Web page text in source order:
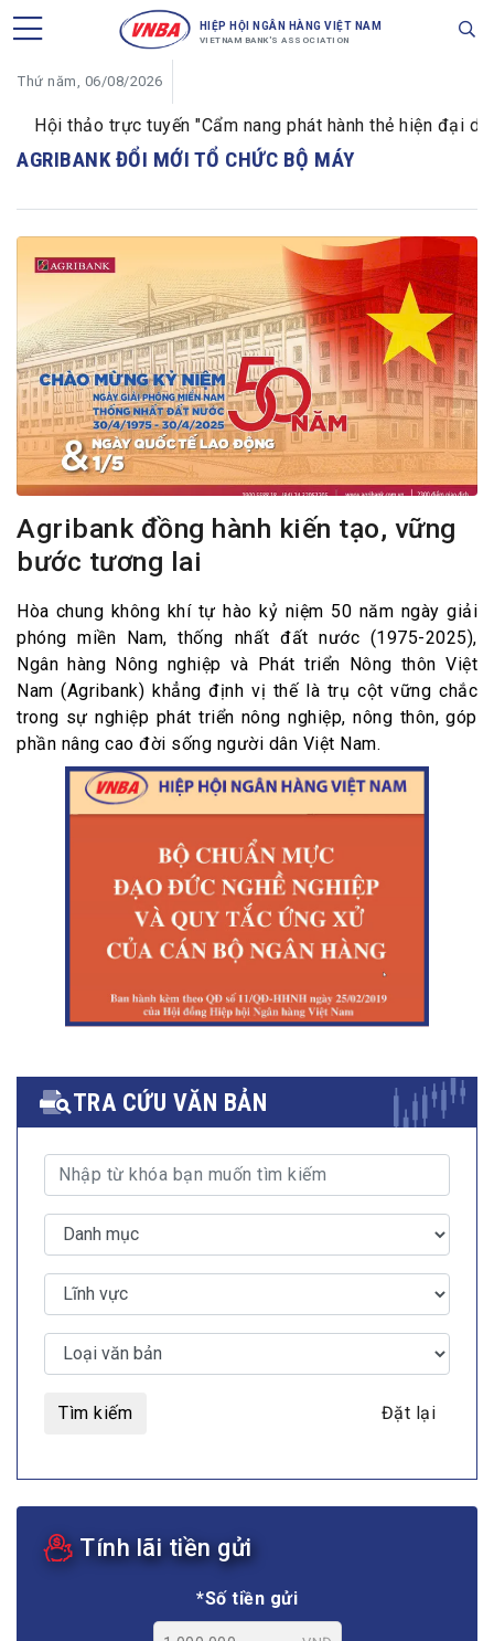
HIỆP HỘI NGÂN HÀNG VIỆT NAM
VIETNAM BANK'S ASSOCIATION
Thứ năm, 06/08/2026
Hội thảo trực tuyến "Cẩm nang phát hành thẻ hiện đại
AGRIBANK ĐỔI MỚI TỔ CHỨC BỘ MÁY
Agribank đồng hành kiến tạo, vững
bước tương lai
Hòa chung không khí tự hào kỷ niệm 50 năm ngày giải
phóng miền Nam, thống nhất đất nước (1975-2025),
Ngân hàng Nông nghiệp và Phát triển Nông thôn Việt
Nam (Agribank) khẳng định vị thế là trụ cột vững chắc
trong sự nghiệp phát triển nông nghiệp, nông thôn, góp
phần nâng cao đời sống người dân Việt Nam.
TRA CỨU VĂN BẢN
Tìm kiếm Đặt lại
Tính lãi tiền gửi
*Số tiền gửi